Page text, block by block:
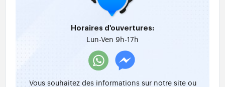
Horaires d'ouvertures:
Lun-Ven 9h-17h
Vous souhaitez des informations sur notre site ou